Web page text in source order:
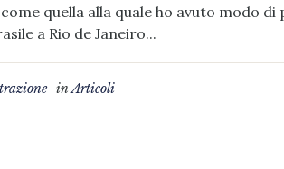
quella alla quale ho avuto modo
a Rio de Janeiro...
inArticoli